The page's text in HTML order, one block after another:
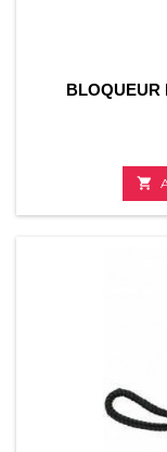
BLOQUEUR
